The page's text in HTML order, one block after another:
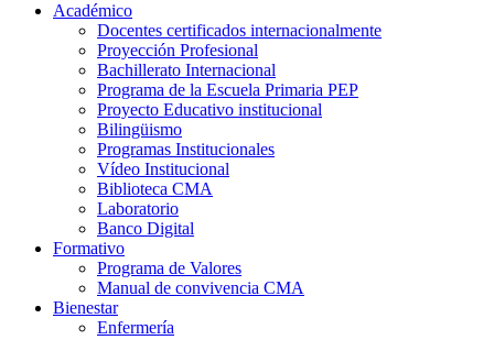
Académico
Docentes certificados internacionalmente
Proyección Profesional
Bachillerato Internacional
Programa de la Escuela Primaria PEP
Proyecto Educativo institucional
Bilingüismo
Programas Institucionales
Vídeo Institucional
Biblioteca CMA
Laboratorio
Banco Digital
Formativo
Programa de Valores
Manual de convivencia CMA
Bienestar
Enfermería